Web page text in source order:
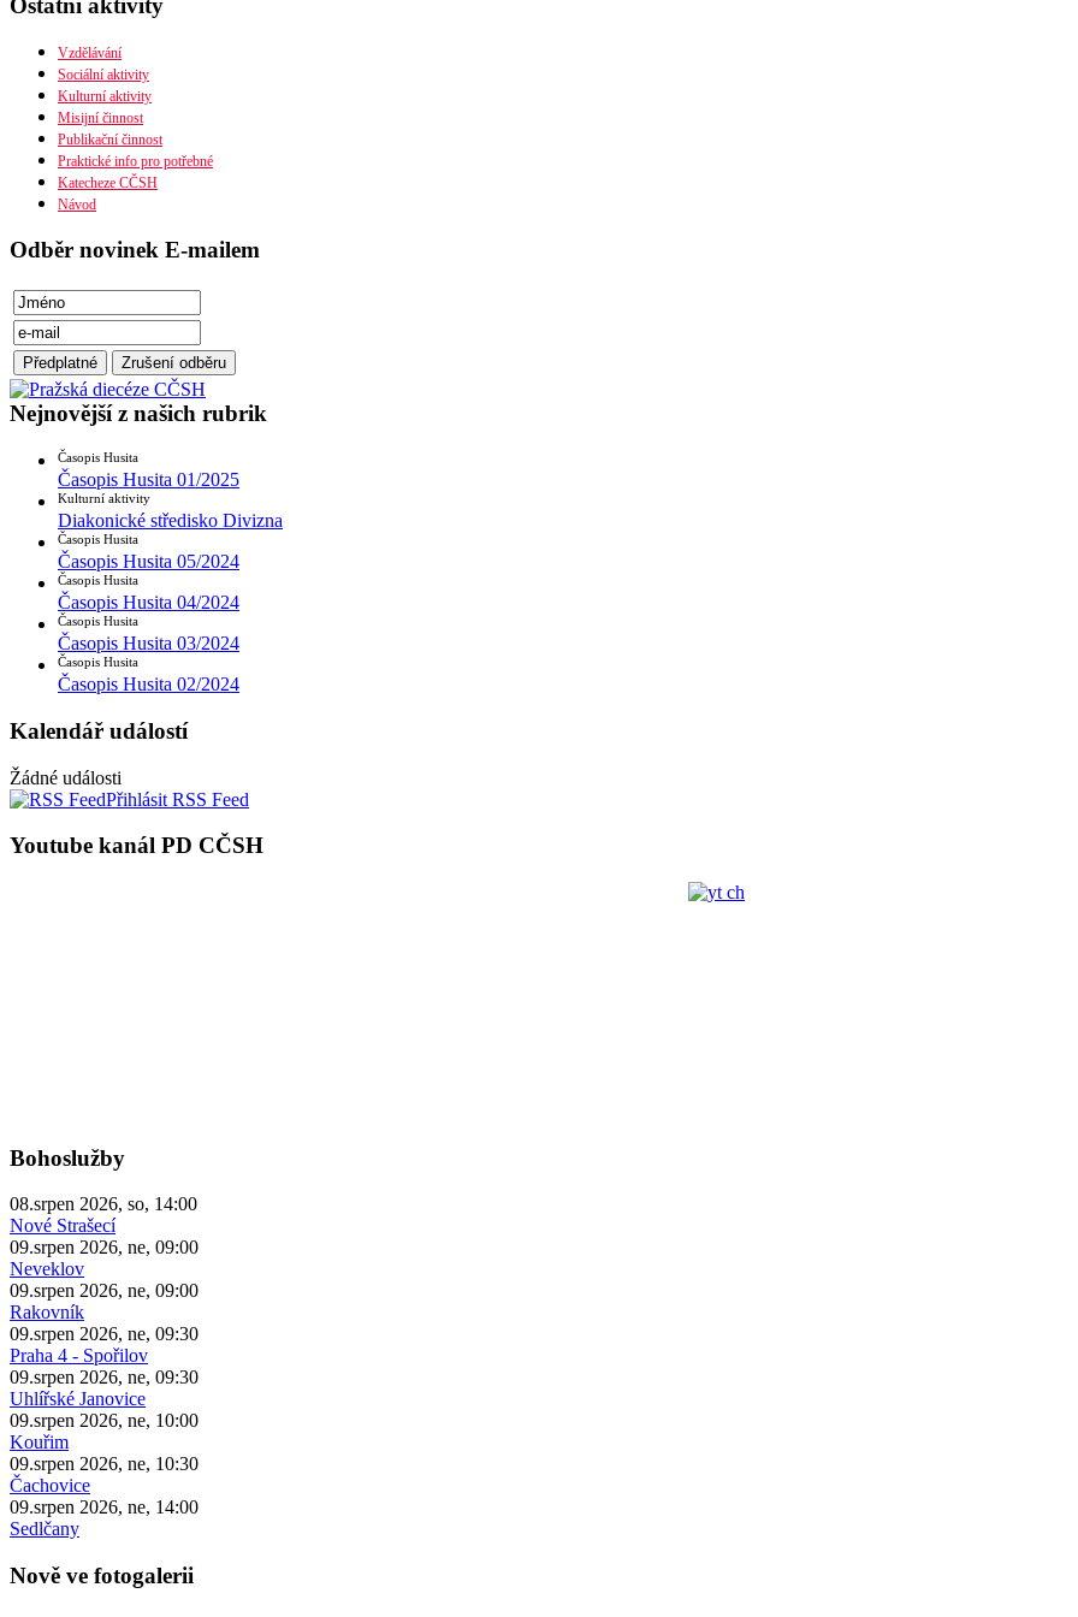
Organizační uspořádání
Diecéze
Ústřední rada
Husitská fakulta
Vzdělávání
Sociální aktivity
Kulturní aktivity
Misijní činnost
Publikační činnost
Praktické info pro potřebné
Katecheze CČSH
Návod
Odběr novinek E-mailem
Nejnovější z našich rubrik
Časopis Husita
Časopis Husita 01/2025
Kulturní aktivity
Diakonické středisko Divizna
Časopis Husita
Časopis Husita 05/2024
Časopis Husita
Časopis Husita 04/2024
Časopis Husita
Časopis Husita 03/2024
Časopis Husita
Časopis Husita 02/2024
Kalendář událostí
Žádné události
Přihlásit RSS Feed
Youtube kanál PD CČSH
Bohoslužby
08.srpen 2026, so, 14:00
Nové Strašecí
09.srpen 2026, ne, 09:00
Neveklov
09.srpen 2026, ne, 09:00
Rakovník
09.srpen 2026, ne, 09:30
Praha 4 - Spořilov
09.srpen 2026, ne, 09:30
Uhlířské Janovice
09.srpen 2026, ne, 10:00
Kouřim
09.srpen 2026, ne, 10:30
Čachovice
09.srpen 2026, ne, 14:00
Sedlčany
Nově ve fotogalerii